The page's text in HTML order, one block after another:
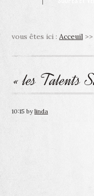
vous êtes ici : Acceuil >>
« les Talents
10:15 bylinda